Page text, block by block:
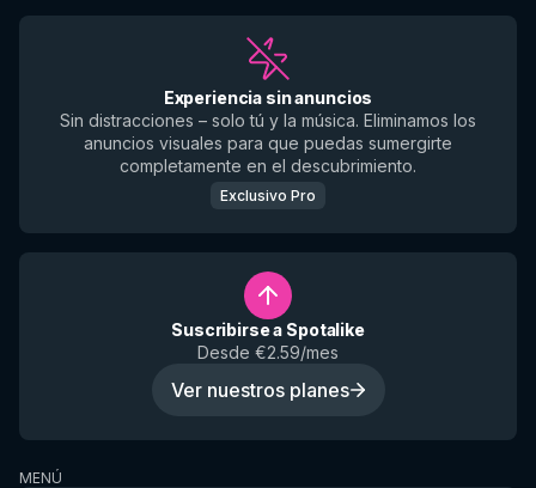
Experiencia sin anuncios
Sin distracciones – solo tú y la música. Eliminamos los
anuncios visuales para que puedas sumergirte
completamente en el descubrimiento.
Exclusivo Pro
Suscribirse a Spotalike
Desde €2.59/mes
Ver nuestros planes
MENÚ